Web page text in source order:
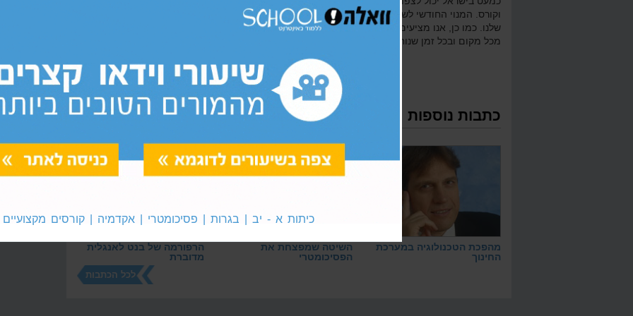
וקורס. המנוי החודשי לשיעורים ניתן במחיר סמלי, פחות משיעור פרטי אחד(!). צפו ב
שלנו. כמו כן, אנו מציעים
קורסי הכנה אונליין לפסיכומטרי ומבחני אמירם ומימד
מכל מקום ובכל זמן שנוח, כמה פעמים שרוצים, ולתרגל באמצעות דפי תרגול המוצעים באתר.
כתבות נוספות
מהפכת הטכנולוגיה במערכת
החינוך
השיטה שמפצחת את
הפסיכומטרי
הרפורמה של בנט לאנגלית
מדוברת
לכל הכתבות
כיתות א - יב | בגרות | פסיכומטרי | אקדמיה | קורסים מקצועיים